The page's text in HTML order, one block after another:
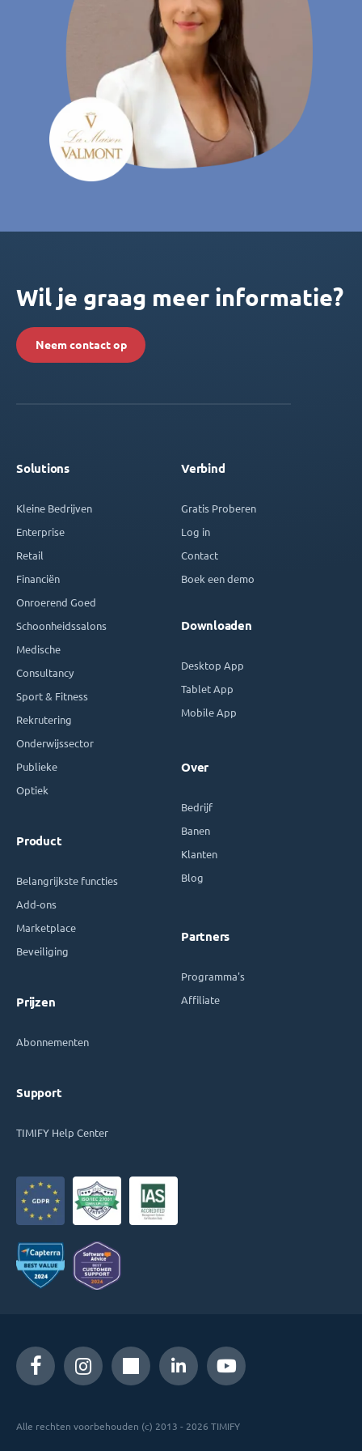
Wil je graag meer informatie?
Neem contact op
Solutions
Kleine Bedrijven
Enterprise
Retail
Financiën
Onroerend Goed
Schoonheidssalons
Medische
Consultancy
Sport & Fitness
Rekrutering
Onderwijssector
Publieke
Optiek
Product
Belangrijkste functies
Add-ons
Marketplace
Beveiliging
Prijzen
Abonnementen
Support
TIMIFY Help Center
Verbind
Gratis Proberen
Log in
Contact
Boek een demo
Downloaden
Desktop App
Tablet App
Mobile App
Over
Bedrijf
Banen
Klanten
Blog
Partners
Programma's
Affiliate
Alle rechten voorbehouden (c) 2013 - 2026 TIMIFY